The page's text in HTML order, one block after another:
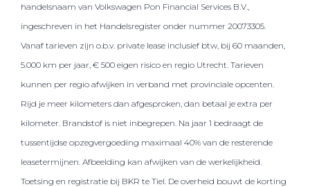
handelsnaam van Volkswagen Pon Financial Services B.V.,
ingeschreven in het Handelsregister onder nummer 20073305.
Vanaf tarieven zijn o.b.v. private lease inclusief btw, bij 60 maanden,
5.000 km per jaar, € 500 eigen risico en regio Utrecht. Tarieven
kunnen per regio afwijken in verband met provinciale opcenten.
Rijd je meer kilometers dan afgesproken, dan betaal je extra per
kilometer. Brandstof is niet inbegrepen. Na jaar 1 bedraagt de
tussentijdse opzegvergoeding maximaal 40% van de resterende
leasetermijnen. Afbeelding kan afwijken van de werkelijkheid.
Toetsing en registratie bij BKR te Tiel. De overheid bouwt de korting